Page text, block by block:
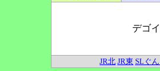
デゴ
JR北 JR東 SLぐん